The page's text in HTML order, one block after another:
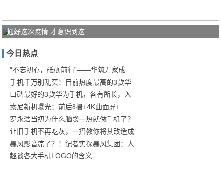
打好
防疫
保卫
战！
商汤
通过这次疫情 才意识到这
今日热点
“不忘初心，砥砺前行”——华筑万家成
手机千万别乱买！目前热度最高的3款华
口碑最好的3款华为手机，各有所长，入
索尼新机曝光：前后8摄+4K曲面屏+
罗永浩当初为什么脑袋一热就做手机了？
让旧手机不再吃灰，一招教你将其改造成
暴风影音凉了？！记者实探暴风集团：人
趣谈各大手机LOGO的含义